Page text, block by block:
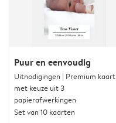
Puur en eenvoudig
Uitnodigingen | Premium kaart
met keuze uit 3
papierafwerkingen
Set van 10 kaarten